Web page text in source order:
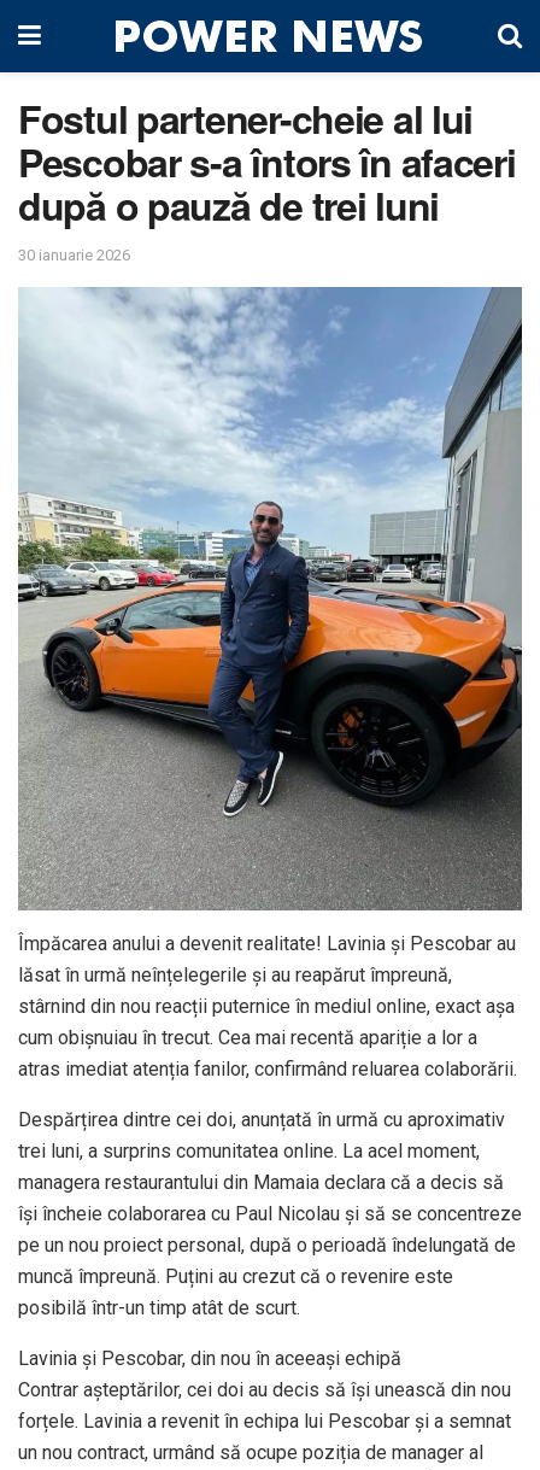
Fostul partener-cheie al lui
Pescobar s-a întors în afaceri
după o pauză de trei luni
30 ianuarie 2026
Împăcarea anului a devenit realitate! Lavinia și Pescobar au
lăsat în urmă neînțelegerile și au reapărut împreună,
stârnind din nou reacții puternice în mediul online, exact așa
cum obișnuiau în trecut. Cea mai recentă apariție a lor a
atras imediat atenția fanilor, confirmând reluarea colaborării.
Despărțirea dintre cei doi, anunțată în urmă cu aproximativ
trei luni, a surprins comunitatea online. La acel moment,
managera restaurantului din Mamaia declara că a decis să
își încheie colaborarea cu Paul Nicolau și să se concentreze
pe un nou proiect personal, după o perioadă îndelungată de
muncă împreună. Puțini au crezut că o revenire este
posibilă într-un timp atât de scurt.
Lavinia și Pescobar, din nou în aceeași echipă
Contrar așteptărilor, cei doi au decis să își unească din nou
forțele. Lavinia a revenit în echipa lui Pescobar și a semnat
un nou contract, urmând să ocupe poziția de manager al